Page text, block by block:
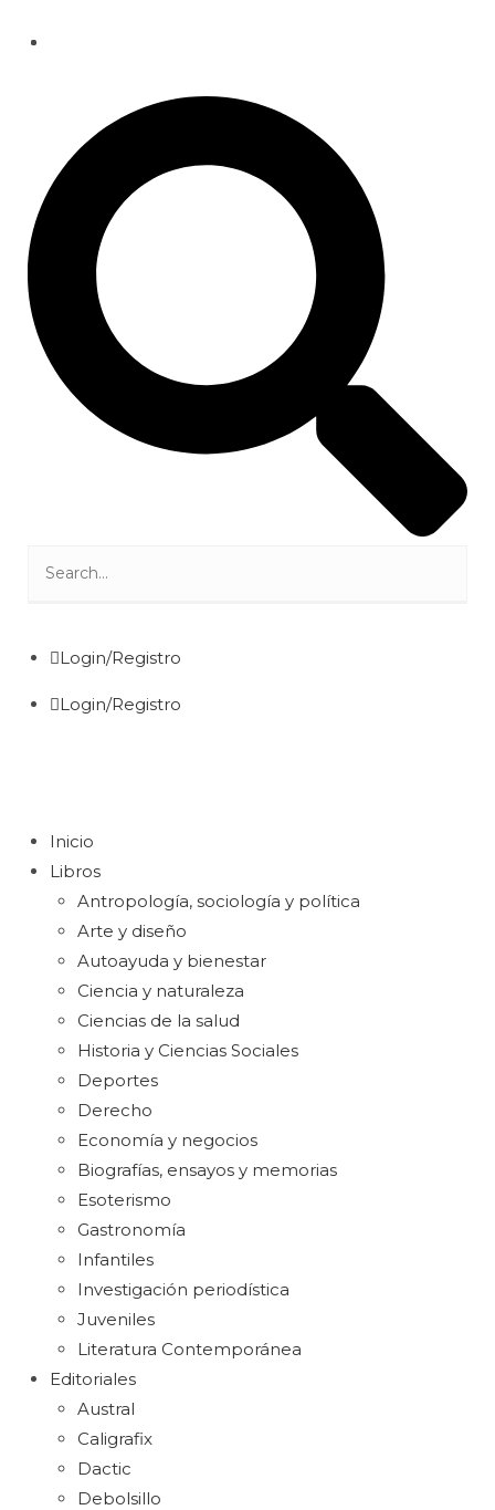
Login/Registro
Login/Registro
Inicio
Libros
Antropología, sociología y política
Arte y diseño
Autoayuda y bienestar
Ciencia y naturaleza
Ciencias de la salud
Historia y Ciencias Sociales
Deportes
Derecho
Economía y negocios
Biografías, ensayos y memorias
Esoterismo
Gastronomía
Infantiles
Investigación periodística
Juveniles
Literatura Contemporánea
Editoriales
Austral
Caligrafix
Dactic
Debolsillo